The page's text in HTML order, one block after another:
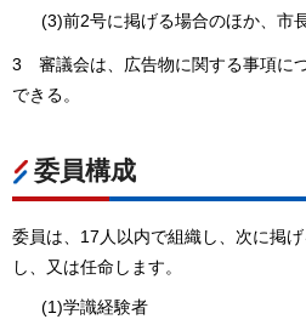
(3)前2号に掲げる場合のほか、市
3 審議会は、広告物に関する事項に
できる。
委員構成
委員は、17人以内で組織し、次に掲
し、又は任命します。
(1)学識経験者